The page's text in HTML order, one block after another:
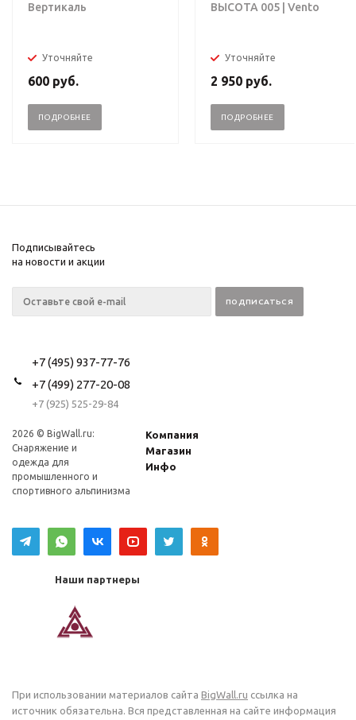
Вертикаль
Уточняйте
600 руб.
ПОДРОБНЕЕ
ВЫСОТА 005 | Vento
Уточняйте
2 950 руб.
ПОДРОБНЕЕ
Подписывайтесь
на новости и акции
+7 (495) 937-77-76
+7 (499) 277-20-08
+7 (925) 525-29-84
2026 © BigWall.ru:
Снаряжение и
одежда для
промышленного и
спортивного альпинизма
Компания
Магазин
Инфо
Наши партнеры
При использовании материалов сайта BigWall.ru ссылка на
источник обязательна. Вся представленная на сайте информация